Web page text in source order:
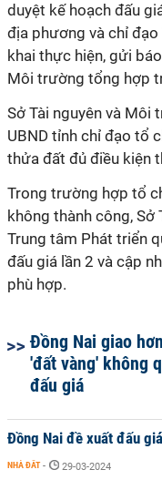
duyệt kế hoạch đấu
địa phương và chỉ
khai thực hiện, gửi
Môi trường tổng hợp
Sở Tài nguyên và Môi
UBND tỉnh chỉ đạo tổ
thửa đất đủ điều kiện
Trong trường hợp tổ
không thành công,
Trung tâm Phát triển
đấu giá lần 2 và cập
phù hợp.
Đồng Nai giao
'đất vàng' không
đấu giá
Đồng Nai đề xuất đấu
NHÀ ĐẤT - 29-03-2024